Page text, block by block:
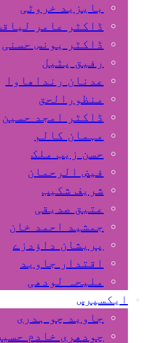
بایزید خروٹی
ڈاکٹر عامر
ڈاکٹر یونس حسنی
رفیق پٹیل
عدنان رنداھاوا
منظورالحق
ڈاکٹر امجد حسین
مہمان کالم
حسن زیب ملک
فیض الرحمان
شریف شکیب
عتیق صدیقی
جمشید احمد خان
پریشان داﺅدزے
اقتدار جاوید
ملیحہ لودھی
ایکسپرس
جاوید چو ہدری
چودھری خادم